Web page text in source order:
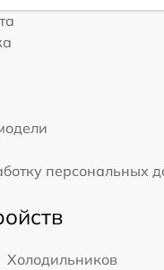
персональных
Холодильников